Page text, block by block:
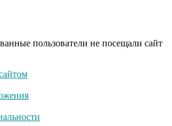
пользователи не посещали сайт